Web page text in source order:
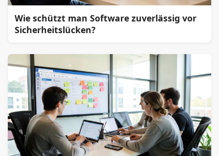
Wie schützt man Software zuverlässig vor
Sicherheitslücken?